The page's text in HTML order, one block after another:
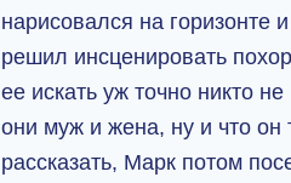
нарисовался на горизонте
решил инсценировать
ее искать уж точно никто
они муж и жена, ну и что
рассказать, Марк потом